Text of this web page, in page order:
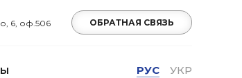
6, оф.506 ОБРАТНАЯ СВЯЗЬ
РУС УКР